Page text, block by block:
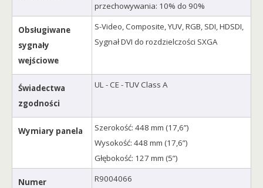
przechowywania: 10% do 90%
Obsługiwane
sygnały
wejściowe
S-Video, Composite, YUV, RGB, SDI, HDSDI,
Sygnał DVI do rozdzielczości SXGA
Świadectwa
zgodności
UL - CE - TUV Class A
Wymiary panela
Szerokość: 448 mm (17,6”)
Wysokość: 448 mm (17,6”)
Głębokość: 127 mm (5”)
Numer
R9004066